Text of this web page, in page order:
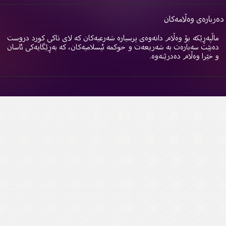
وەڵامەکان
ماڵپەڕێکە بۆ وەڵام دانەوەی پرسیارە شەرعیەکان کە لای تاکی کورد دروست
دەبێت سەبارەت بە شەریعەت و حوکمە ئیسلامیەکان، کە بەڕێگایەکی ئاسان
و خێرا وەڵام دەدرێنەوە.